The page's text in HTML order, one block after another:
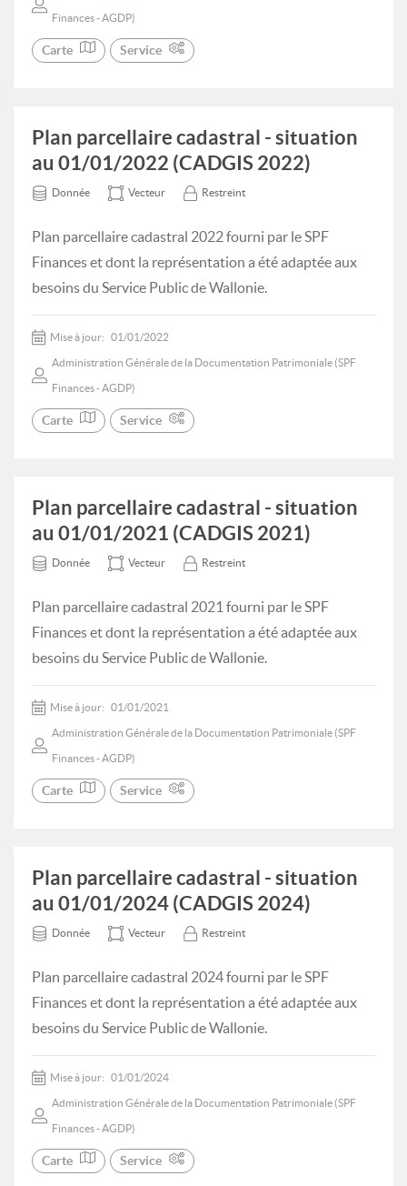
Finances - AGDP)
Carte Service
Plan parcellaire cadastral - situation
au 01/01/2022 (CADGIS 2022)
Donnée Vecteur Restreint
Plan parcellaire cadastral 2022 fourni par le SPF
Finances et dont la représentation a été adaptée aux
besoins du Service Public de Wallonie.
Mise à jour: 01/01/2022
Administration Générale de la Documentation Patrimoniale (SPF
Finances - AGDP)
Carte Service
Plan parcellaire cadastral - situation
au 01/01/2021 (CADGIS 2021)
Donnée Vecteur Restreint
Plan parcellaire cadastral 2021 fourni par le SPF
Finances et dont la représentation a été adaptée aux
besoins du Service Public de Wallonie.
Mise à jour: 01/01/2021
Administration Générale de la Documentation Patrimoniale (SPF
Finances - AGDP)
Carte Service
Plan parcellaire cadastral - situation
au 01/01/2024 (CADGIS 2024)
Donnée Vecteur Restreint
Plan parcellaire cadastral 2024 fourni par le SPF
Finances et dont la représentation a été adaptée aux
besoins du Service Public de Wallonie.
Mise à jour: 01/01/2024
Administration Générale de la Documentation Patrimoniale (SPF
Finances - AGDP)
Carte Service